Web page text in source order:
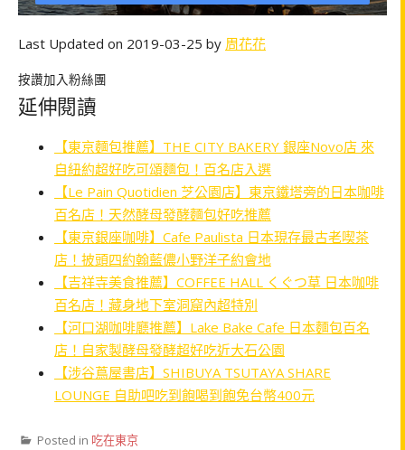
Last Updated on 2019-03-25 by 周花花
按讚加入粉絲團
延伸閱讀
【東京麵包推薦】THE CITY BAKERY 銀座Novo店 來
自紐約超好吃可頌麵包！百名店入選
【Le Pain Quotidien 芝公園店】東京鐵塔旁的日本咖啡
百名店！天然酵母發酵麵包好吃推薦
【東京銀座咖啡】Cafe Paulista 日本現存最古老喫茶
店！披頭四約翰藍儂小野洋子約會地
【吉祥寺美食推薦】COFFEE HALL くぐつ草 日本咖啡
百名店！藏身地下室洞窟內超特別
【河口湖咖啡廳推薦】Lake Bake Cafe 日本麵包百名
店！自家製酵母發酵超好吃近大石公園
【涉谷蔦屋書店】SHIBUYA TSUTAYA SHARE
LOUNGE 自助吧吃到飽喝到飽免台幣400元
Posted in 吃在東京